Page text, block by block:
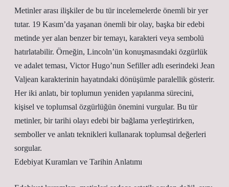
Metinler arası ilişkiler de bu tür incelemelerde önemli bir yer
tutar. 19 Kasım’da yaşanan önemli bir olay, başka bir edebi
metinde yer alan benzer bir temayı, karakteri veya sembolü
hatırlatabilir. Örneğin, Lincoln’ün konuşmasındaki özgürlük
ve adalet teması, Victor Hugo’nun Sefiller adlı eserindeki Jean
Valjean karakterinin hayatındaki dönüşümle paralellik gösterir.
Her iki anlatı, bir toplumun yeniden yapılanma sürecini,
kişisel ve toplumsal özgürlüğün önemini vurgular. Bu tür
metinler, bir tarihi olayı edebi bir bağlama yerleştirirken,
semboller ve anlatı teknikleri kullanarak toplumsal değerleri
sorgular.
Edebiyat Kuramları ve Tarihin Anlatımı